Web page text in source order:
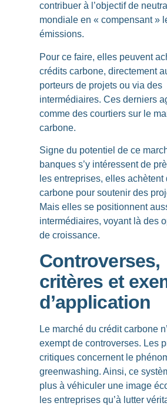
contribuer à l’objectif de
mondiale en « compensant »
émissions.
Pour ce faire, elles peuvent
crédits carbone, directement
porteurs de projets ou via des
intermédiaires. Ces derniers
comme des courtiers sur le
carbone.
Signe du potentiel de ce
banques s’y intéressent de
les entreprises, elles achètent
carbone pour soutenir des
Mais elles se positionnent
intermédiaires, voyant là des
de croissance.
Controverses,
critères et
d’application
Le marché du crédit carbone
exempt de controverses. Les
critiques concernent le
greenwashing. Ainsi, ce
plus à véhiculer une image
les entreprises qu’à lutter